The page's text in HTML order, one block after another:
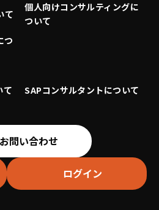
て
個人向けコンサルティングに
ついて
つ
て SAPコンサルタントについて
お問い合わせ
ログイン